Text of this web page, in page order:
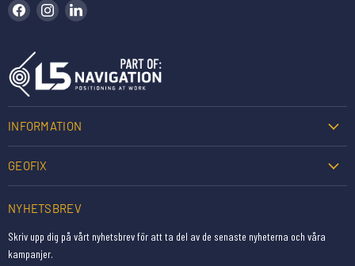
Hitta oss på Facebook
Hitta oss på Instagram
INFORMATION
GEOFIX
NYHETSBREV
Skriv upp dig på vårt nyhetsbrev för att ta del av de senaste nyheterna och våra
kampanjer.